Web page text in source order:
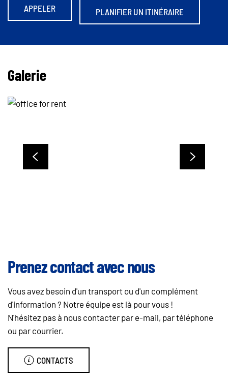
APPELER PLANIFIER UN ITINÉRAIRE
Galerie
Prenez contact avec nous
Vous avez besoin d'un transport ou d'un complément
d'information ? Notre équipe est là pour vous !
N'hésitez pas à nous contacter par e-mail, par téléphone
ou par courrier.
CONTACTS